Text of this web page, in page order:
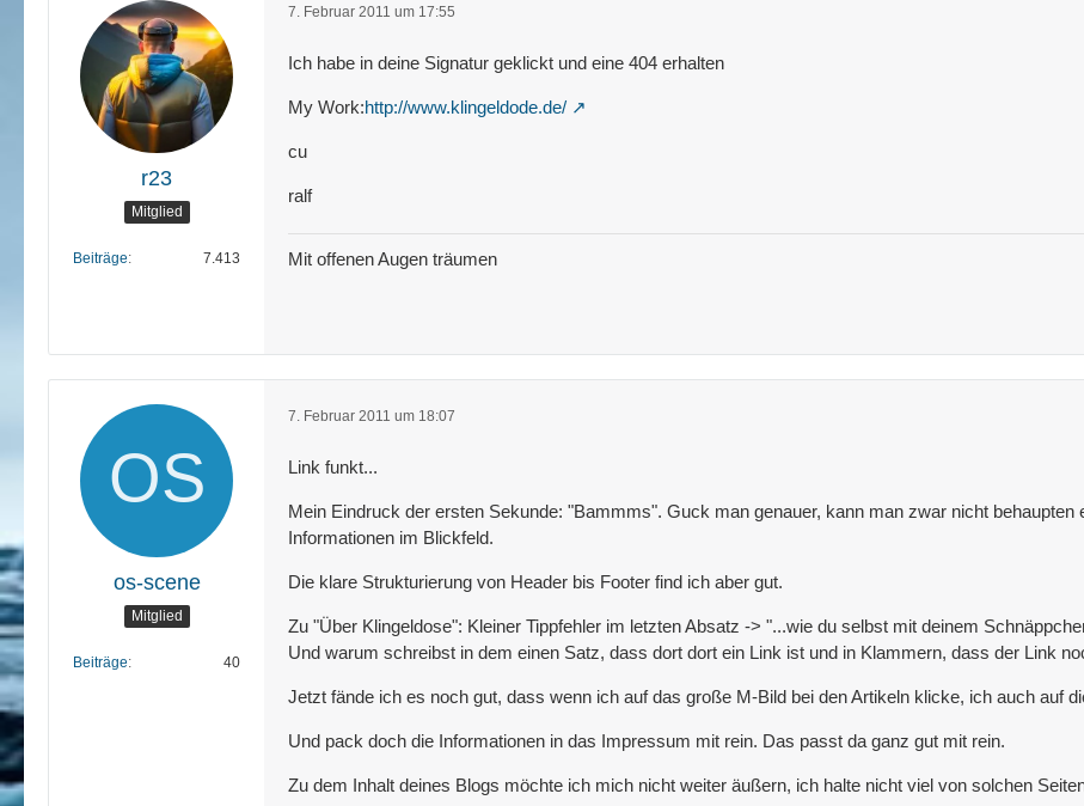
r23
Mitglied
Beiträge 7.413
7. Februar 2011 um 17:55
Ich habe in deine Signatur geklickt und eine 404 erhalten
My Work:http://www.klingeldode.de/
cu
ralf
Mit offenen Augen träumen
os-scene
Mitglied
Beiträge 40
7. Februar 2011 um 18:07
Link funkt...
Mein Eindruck der ersten Sekunde: "Bammms". Guck man genauer, kann man zwar nicht
Informationen im Blickfeld.
Die klare Strukturierung von Header bis Footer find ich aber gut.
Zu "Über Klingeldose": Kleiner Tippfehler im letzten Absatz -> "...wie du selbst mit deinem
Und warum schreibst in dem einen Satz, dass dort dort ein Link ist und in Klammern, dass der Link
Jetzt fände ich es noch gut, dass wenn ich auf das große M-Bild bei den Artikeln klicke, ich auch auf
Und pack doch die Informationen in das Impressum mit rein. Das passt da ganz gut mit rein.
Zu dem Inhalt deines Blogs möchte ich mich nicht weiter äußern, ich halte nicht viel von solchen